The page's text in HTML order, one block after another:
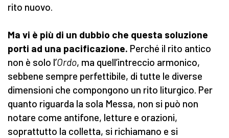
rito nuovo.
Ma vi è più di un dubbio che questa soluzione
porti ad una pacificazione. Perché il rito antico
non è solo l’Ordo, ma quell’intreccio armonico,
sebbene sempre perfettibile, di tutte le diverse
dimensioni che compongono un rito liturgico. Per
quanto riguarda la sola Messa, non si può non
notare come antifone, letture e orazioni,
soprattutto la colletta, si richiamano e si